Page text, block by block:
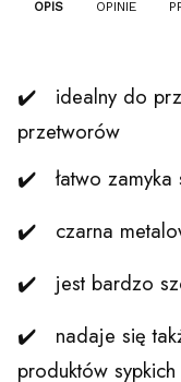
OPIS OPINIE
✔️ idealny do
przetworów
✔️ łatwo zamyka
✔️ czarna
✔️ jest bardzo
✔️ nadaje się
produktów sypkich